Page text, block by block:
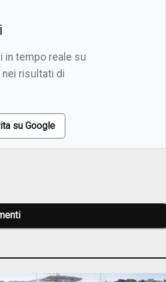
in tempo reale su
nei risultati di
su Google